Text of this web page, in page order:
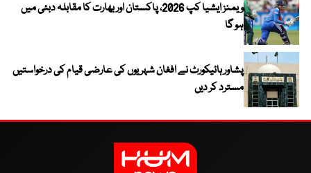
ویمنز ایشیا کپ 2026، پاکستان اور بھارت کا مقابلہ دبئی میں
ہو گا
پشاور ہائیکورٹ نے افغان شہریوں کی عارضی قیام کی درخواستیں
مسترد کر دیں